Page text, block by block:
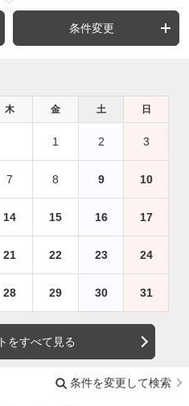
条件変更
木 金 土 日
1 2 3
7 8 9 10
14 15 16 17
21 22 23 24
28 29 30 31
をすべて見る
条件を変更して検索